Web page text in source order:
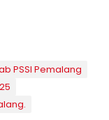
PSSI Pemalang